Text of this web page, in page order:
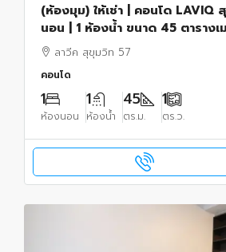
(ห้องมุม) ให้เช่า | คอนโด LAVIQ
นอน | 1 ห้องน้ำ ขนาด 45 ตาราง
ใกล้รถไฟฟ้า BTS ทองหล่อ
ลาวีค สุขุมวิท 57
คอนโด
1
ห้องนอน
1
ห้องน้ำ
45
ตร.ม.
1
ตร.ว.